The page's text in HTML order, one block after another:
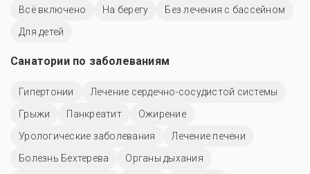
Всё включено
На берегу
Без лечения с бассейном
Для детей
Санатории по заболеваниям
Гипертонии
Лечение сердечно-сосудистой системы
Грыжи
Панкреатит
Ожирение
Урологические заболевания
Лечение печени
Болезнь Бехтерева
Органы дыхания